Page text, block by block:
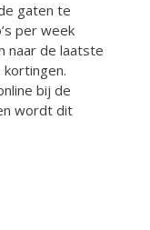
gaten te
per week
naar de laatste
bij de
wordt dit